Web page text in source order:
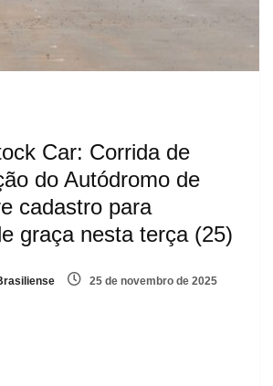
Car: Corrida de
do Autódromo de
cadastro para
graça nesta terça (25)
25 de novembro de 2025